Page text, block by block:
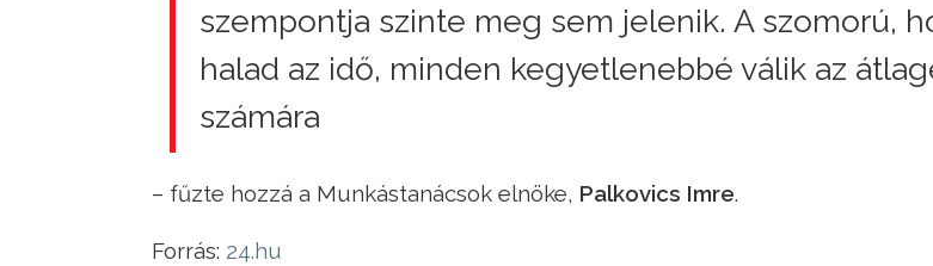
szempontja szinte meg sem jelenik. A szomorú,
halad az idő, minden kegyetlenebbé válik az
számára
– fűzte hozzá a Munkástanácsok elnöke, Palkovics Imre.
Forrás: 24.hu